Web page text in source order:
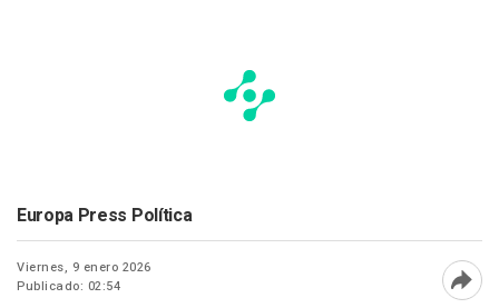
Europa Press Política
Viernes, 9 enero 2026
Publicado: 02:54